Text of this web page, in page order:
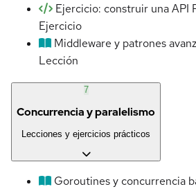
Ejercicio: construir una API
Ejercicio
Middleware y patrones
Lección
7
Concurrencia y paralelismo
Lecciones y ejercicios prácticos
Goroutines y concurrencia